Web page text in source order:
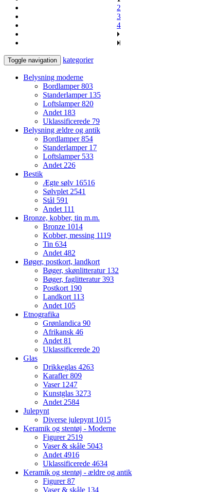
2
3
4
Toggle navigation kategorier
Belysning moderne
Bordlamper803
Standerlamper 135
Loftslamper820
Andet 183
Uklassificerede 79
Belysning ældre og antik
Bordlamper854
Standerlamper 17
Loftslamper 533
Andet 226
Bestik
Ægte sølv 16516
Sølvplet 2541
Stål 591
Andet 111
Bronze, kobber, tin m.m.
Bronze 1014
Kobber, messing 1119
Tin 634
Andet 482
Bøger, postkort, landkort
Bøger, skønlitteratur 132
Bøger, faglitteratur393
Postkort 190
Landkort 113
Andet 105
Etnografika
Grønlandica 90
Afrikansk 46
Andet 81
Uklassificerede 20
Glas
Drikkeglas 4263
Karafler809
Vaser 1247
Kunstglas 3273
Andet 2584
Julepynt
Diverse julepynt 1015
Keramik og stentøj - Moderne
Figurer 2519
Vaser & skåle 5043
Andet 4916
Uklassificerede 4634
Keramik og stentøj - ældre og antik
Figurer87
Vaser & skåle 134